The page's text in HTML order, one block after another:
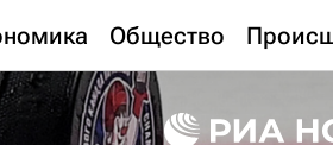
Общество